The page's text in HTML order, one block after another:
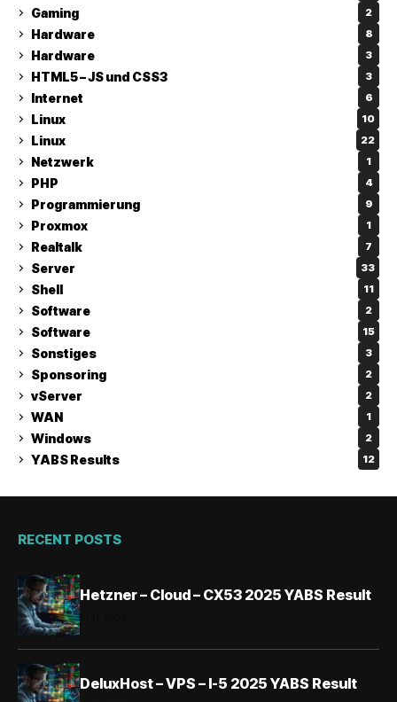
Gaming 2
Hardware 8
Hardware 3
HTML5 – JS und CSS3 3
Internet 6
Linux 10
Linux 22
Netzwerk 1
PHP 4
Programmierung 9
Proxmox 1
Realtalk 7
Server 33
Shell 11
Software 2
Software 15
Sonstiges 3
Sponsoring 2
vServer 2
WAN 1
Windows 2
YABS Results 12
RECENT POSTS
Hetzner – Cloud – CX53 2025 YABS Result
DeluxHost – VPS – I-5 2025 YABS Result